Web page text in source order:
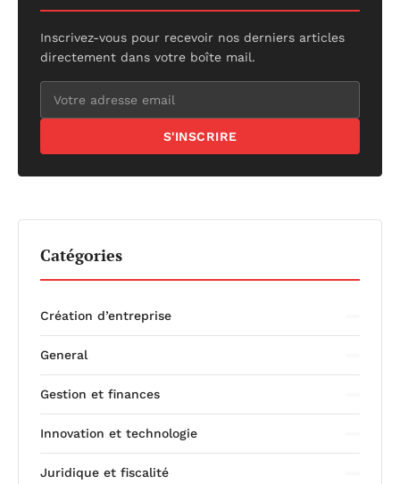
Inscrivez-vous pour recevoir nos derniers articles
directement dans votre boîte mail.
S'INSCRIRE
Catégories
Création d’entreprise
General
Gestion et finances
Innovation et technologie
Juridique et fiscalité